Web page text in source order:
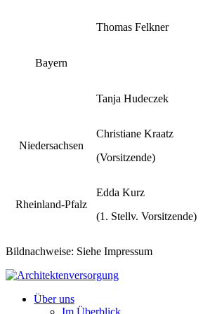
Bayern
Thomas Felkner
Tanja Hudeczek
Niedersachsen
Christiane Kraatz
(Vorsitzende)
Rheinland-Pfalz
Edda Kurz
(1. Stellv. Vorsitzende)
Bildnachweise: Siehe Impressum
Über uns
Im Überblick